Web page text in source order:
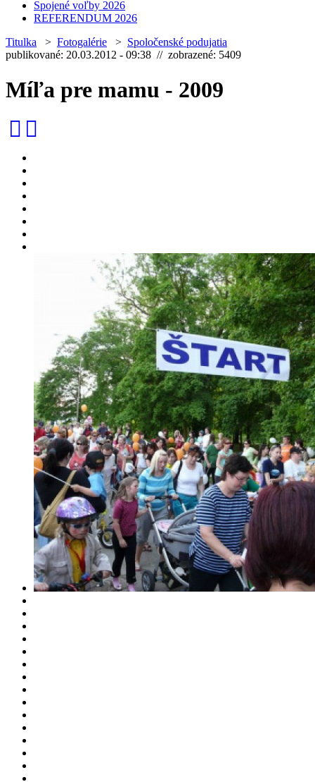
Spojené voľby 2026
REFERENDUM 2026
Titulka > Fotogalérie > Spoločenské podujatia
publikované: 20.03.2012 - 09:38 // zobrazené: 5409
Míľa pre mamu - 2009